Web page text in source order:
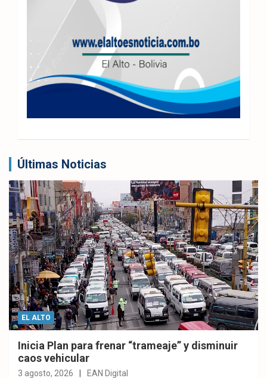
Últimas Noticias
EL ALTO
Inicia Plan para frenar “trameaje” y disminuir
caos vehicular
3 agosto, 2026 EAN Digital